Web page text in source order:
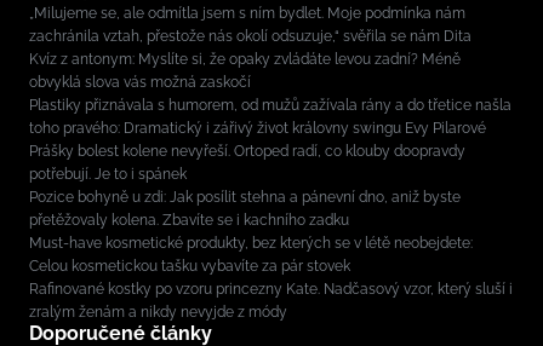
„Milujeme se, ale odmítla jsem s ním bydlet. Moje podmínka nám
zachránila vztah, přestože nás okolí odsuzuje,“ svěřila se nám Dita
Kvíz z antonym: Myslíte si, že opaky zvládáte levou zadní? Méně
obvyklá slova vás možná zaskočí
Plastiky přiznávala s humorem, od mužů zažívala rány a do třetice našla
toho pravého: Dramatický i zářivý život královny swingu Evy Pilarové
Prášky bolest kolene nevyřeší. Ortoped radí, co klouby doopravdy
potřebují. Je to i spánek
Pozice bohyně u zdi: Jak posílit stehna a pánevní dno, aniž byste
přetěžovaly kolena. Zbavíte se i kachního zadku
Must-have kosmetické produkty, bez kterých se v létě neobejdete:
Celou kosmetickou tašku vybavíte za pár stovek
Rafinované kostky po vzoru princezny Kate. Nadčasový vzor, který sluší i
zralým ženám a nikdy nevyjde z módy
Doporučené články